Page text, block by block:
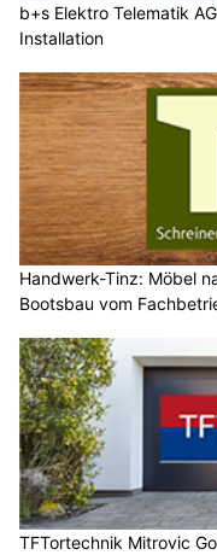
b+s Elektro Telematik
Installation
Handwerk-Tinz: Möbel
Bootsbau vom
TFTortechnik Mitrovic